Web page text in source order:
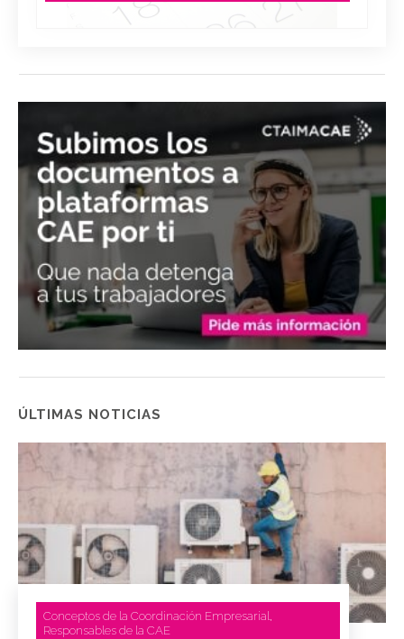
ÚLTIMAS NOTICIAS
Conceptos de la Coordinación Empresarial ,
Responsables de la CAE